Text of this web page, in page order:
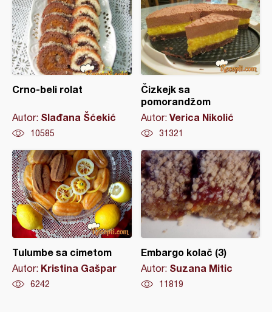
Crno-beli rolat
Autor: Slađana Šćekić
10585
Čizkejk sa
pomorandžom
Autor: Verica Nikolić
31321
Tulumbe sa cimetom
Autor: Kristina Gašpar
6242
Embargo kolač (3)
Autor: Suzana Mitic
11819